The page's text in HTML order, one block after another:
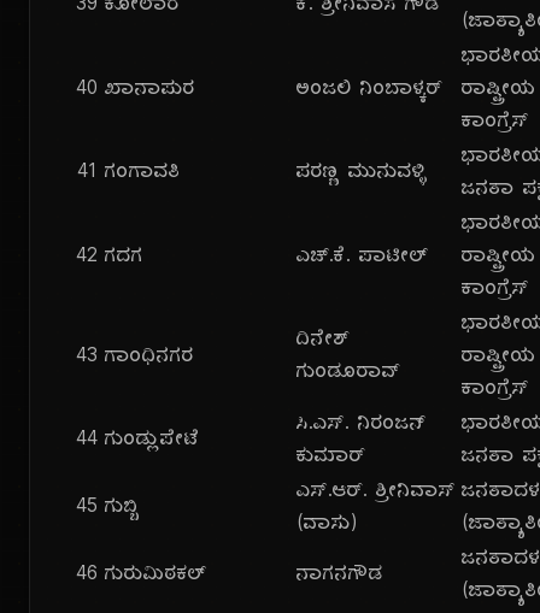
39 ಕೋಲಾರ ಕೆ. ಶ್ರೀನಿವಾಸ ಗೌಡ
40 ಖಾನಾಪುರ ಅಂಜಲಿ ನಿಂಬಾಳ್ಕರ್
ರಾಷ್ಟ್ರೀಯ
ಕಾಂಗ್ರೆಸ್
41 ಗಂಗಾವತಿ ಪರಣ್ಣ ಮುನುವಳ್ಳಿ
ಜನತಾ
42 ಗದಗ ಎಚ್.ಕೆ. ಪಾಟೀಲ್
ರಾಷ್ಟ್ರೀಯ
ಕಾಂಗ್ರೆಸ್
43 ಗಾಂಧಿನಗರ
ದಿನೇಶ್
ಗುಂಡೂರಾವ್
ರಾಷ್ಟ್ರೀಯ
ಕಾಂಗ್ರೆಸ್
44 ಗುಂಡ್ಲುಪೇಟೆ
ಸಿ.ಎಸ್. ನಿರಂಜನ್
ಕುಮಾರ್
ಜನತಾ
45 ಗುಬ್ಬಿ
ಎಸ್.ಆರ್. ಶ್ರೀನಿವಾಸ್
(ವಾಸು)
ಜನತಾದಳ
46 ಗುರುಮಿಠಕಲ್ ನಾಗನಗೌಡ
ಜನತಾದಳ